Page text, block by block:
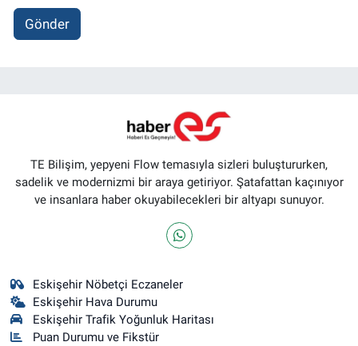
Gönder
TE Bilişim, yepyeni Flow temasıyla sizleri buluştururken,
sadelik ve modernizmi bir araya getiriyor. Şatafattan kaçınıyor
ve insanlara haber okuyabilecekleri bir altyapı sunuyor.
Eskişehir Nöbetçi Eczaneler
Eskişehir Hava Durumu
Eskişehir Trafik Yoğunluk Haritası
Puan Durumu ve Fikstür